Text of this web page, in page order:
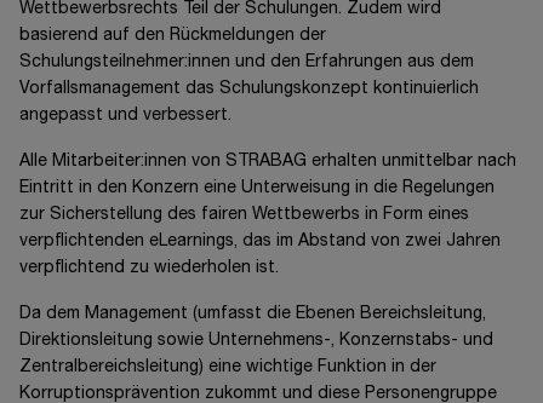
Wettbewerbsrechts Teil der Schulungen. Zudem wird
basierend auf den Rückmeldungen der
Schulungsteilnehmer:innen und den Erfahrungen aus dem
Vorfallsmanagement das Schulungskonzept kontinuierlich
angepasst und verbessert.
Alle Mitarbeiter:innen von STRABAG erhalten unmittelbar nach
Eintritt in den Konzern eine Unterweisung in die Regelungen
zur Sicherstellung des fairen Wettbewerbs in Form eines
verpflichtenden eLearnings, das im Abstand von zwei Jahren
verpflichtend zu wiederholen ist.
Da dem Management (umfasst die Ebenen Bereichsleitung,
Direktionsleitung sowie Unternehmens-, Konzernstabs- und
Zentralbereichsleitung) eine wichtige Funktion in der
Korruptionsprävention zukommt und diese Personengruppe